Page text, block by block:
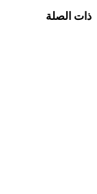
ذات الصلة